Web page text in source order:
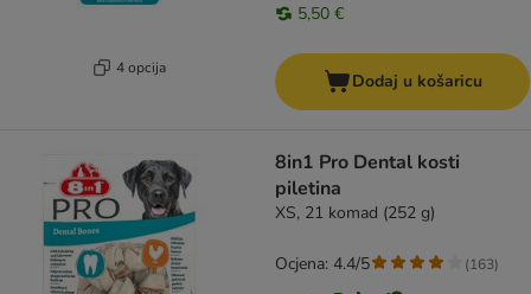
4 opcija
5,50 €
Dodaj u košaricu
8in1 Pro Dental kosti
piletina
XS, 21 komad (252 g)
Ocjena: 4.4/5 (163)